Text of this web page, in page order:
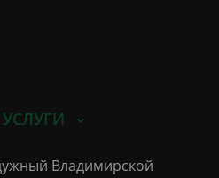
Владимирской